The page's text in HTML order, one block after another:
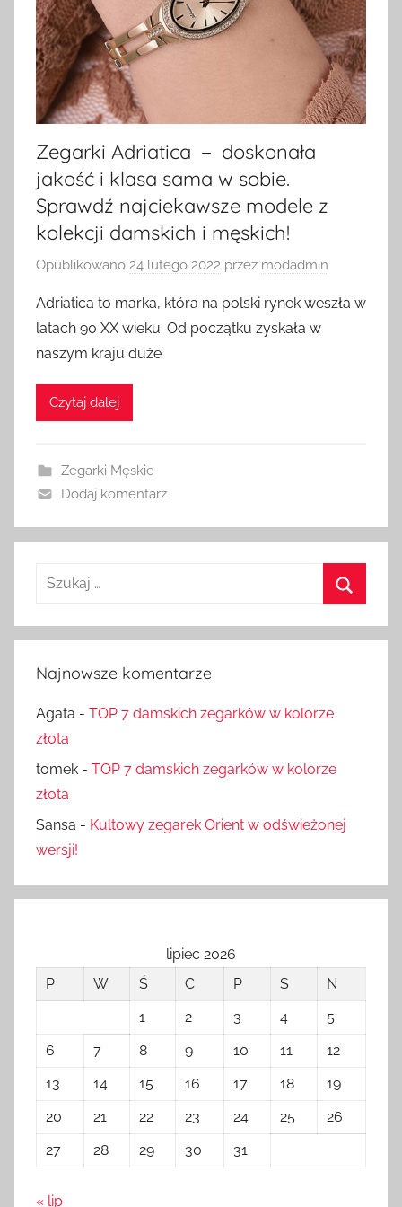
Zegarki Adriatica － doskonała
jakość i klasa sama w sobie.
Sprawdź najciekawsze modele z
kolekcji damskich i męskich!
Opublikowano 24 lutego 2022 przez modadmin
Adriatica to marka, która na polski rynek weszła w
latach 90 XX wieku. Od początku zyskała w
naszym kraju duże
Czytaj dalej
Zegarki Męskie
Dodaj komentarz
Szukaj:
Najnowsze komentarze
Agata - TOP 7 damskich zegarków w kolorze
złota
tomek - TOP 7 damskich zegarków w kolorze
złota
Sansa - Kultowy zegarek Orient w odświeżonej
wersji!
lipiec 2026
P
W Ś C P S
N
1
2 3 4
5
6
7 8 9 10 11
12
13
14 15 16 17 18
19
20
21 22 23 24 25
26
27
28 29 30 31
« lip